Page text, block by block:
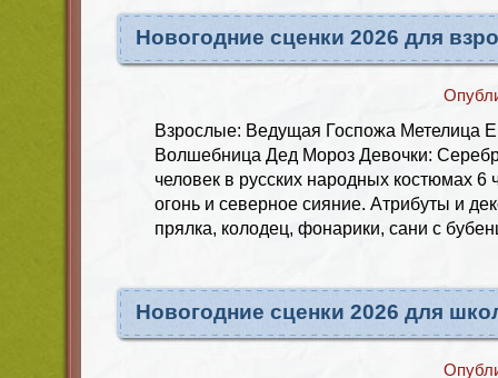
Новогодние сценки 2026 для
Взрослые: Ведущая Госпожа Метелица
Волшебница Дед Мороз Девочки:
человек в русских народных костюмах
огонь и северное сияние. Атрибуты и
прялка, колодец, фонарики, сани с
Новогодние сценки 2026 для